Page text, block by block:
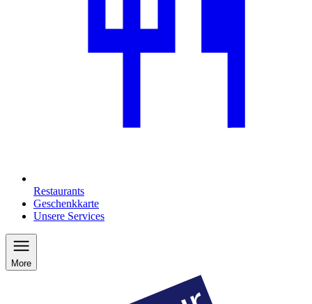
Restaurants
Geschenkkarte
Unsere Services
More